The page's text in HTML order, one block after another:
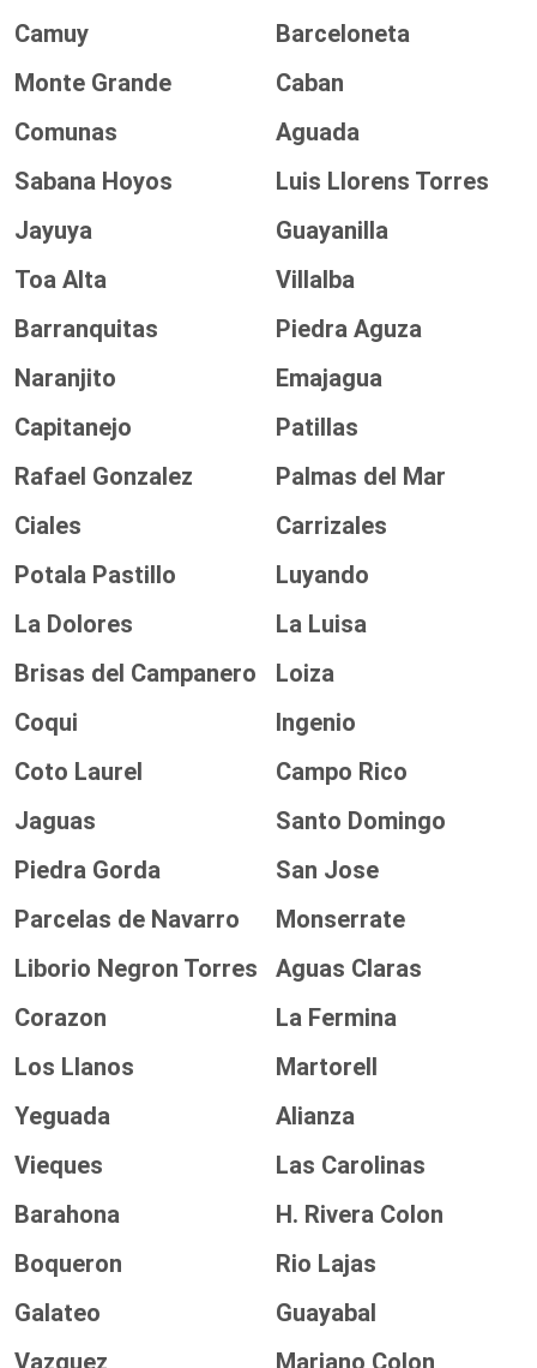
Camuy
Barceloneta
Monte Grande
Caban
Comunas
Aguada
Sabana Hoyos
Luis Llorens Torres
Jayuya
Guayanilla
Toa Alta
Villalba
Barranquitas
Piedra Aguza
Naranjito
Emajagua
Capitanejo
Patillas
Rafael Gonzalez
Palmas del Mar
Ciales
Carrizales
Potala Pastillo
Luyando
La Dolores
La Luisa
Brisas del Campanero
Loiza
Coqui
Ingenio
Coto Laurel
Campo Rico
Jaguas
Santo Domingo
Piedra Gorda
San Jose
Parcelas de Navarro
Monserrate
Liborio Negron Torres
Aguas Claras
Corazon
La Fermina
Los Llanos
Martorell
Yeguada
Alianza
Vieques
Las Carolinas
Barahona
H. Rivera Colon
Boqueron
Rio Lajas
Galateo
Guayabal
Vazquez
Mariano Colon